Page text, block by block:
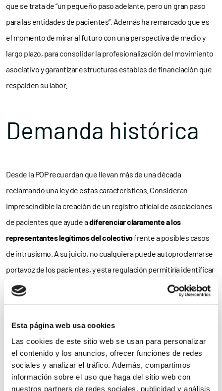
Esta página web usa cookies
Las cookies de este sitio web se usan para personalizar
el contenido y los anuncios, ofrecer funciones de redes
sociales y analizar el tráfico. Además, compartimos
información sobre el uso que haga del sitio web con
nuestros partners de redes sociales, publicidad y análisis
que se trata de “un pequeño paso adelante, pero un gran paso
para las entidades de pacientes”. Además ha remarcado que es
el momento de mirar al futuro con una perspectiva de medio y
largo plazo, para consolidar la profesionalización del movimiento
asociativo y garantizar estructuras estables de financiación que
respalden su labor.
Demanda histórica
Desde la POP recuerdan que llevan más de una década
reclamando una ley de estas características. Consideran
imprescindible la creación de un registro oficial de asociaciones
de pacientes que ayude adiferenciar claramente a los
representantes legítimos del colectivofrente a posibles casos
de intrusismo. A su juicio, no cualquiera puede autoproclamarse
portavoz de los pacientes, y esta regulación permitiría identificar
a las entidades que realmente trabajan de forma transparente y
Otra de las cuestiones fundamentales que debe abordar la
futura ley es el acceso a una financiación estable. La POP reclama
mecanismos de apoyo institucional que refuercen la
independencia y profesionalización de las organizaciones, al
mismo tiempo que aseguren la trazabilidad de los fondos que